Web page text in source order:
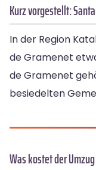
Kurz vorgestellt:
In der Region
de Gramenet
de Gramenet
besiedelten
Was kostet der